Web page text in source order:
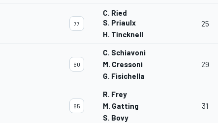
77
C. Ried
S. Priaulx
H. Tincknell
25
60
C. Schiavoni
M. Cressoni
G. Fisichella
29
85
R. Frey
M. Gatting
S. Bovy
31